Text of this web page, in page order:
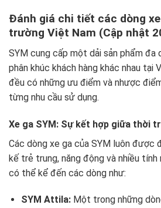
Đánh giá chi tiết các dòng
trường Việt Nam (Cập nhật
SYM cung cấp một dải sản phẩm đa
phân khúc khách hàng khác nhau tại
đều có những ưu điểm và nhược
từng nhu cầu sử dụng.
Xe ga SYM: Sự kết hợp giữa thời
Các dòng xe ga của SYM luôn được
kế trẻ trung, năng động và nhiều
có thể kể đến các dòng như:
SYM Attila:Một trong những